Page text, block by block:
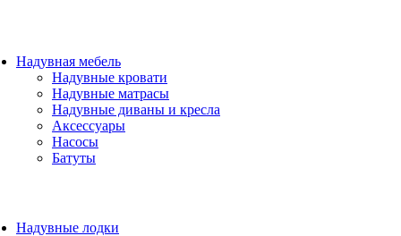
Надувная мебель
Надувные кровати
Надувные матрасы
Надувные диваны и кресла
Аксессуары
Насосы
Батуты
Надувные лодки